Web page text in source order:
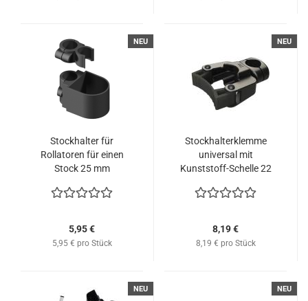
NEU
Stockhalter für
Rollatoren für einen
Stock 25 mm
5,95 €
5,95 € pro Stück
NEU
Stockhalterklemme
universal mit
Kunststoff-Schelle 22
8,19 €
8,19 € pro Stück
NEU NEU